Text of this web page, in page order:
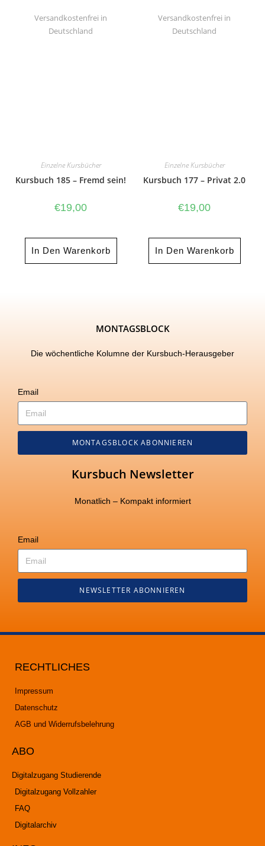
Versandkostenfrei in
Deutschland
Einzelne Kursbücher
Kursbuch 185 – Fremd sein!
€19,00
In Den Warenkorb
Versandkostenfrei in
Deutschland
Einzelne Kursbücher
Kursbuch 177 – Privat 2.0
€19,00
In Den Warenkorb
MONTAGSBLOCK
Die wöchentliche Kolumne der Kursbuch-Herausgeber
Email
MONTAGSBLOCK ABONNIEREN
Kursbuch Newsletter
Monatlich – Kompakt informiert
Email
NEWSLETTER ABONNIEREN
RECHTLICHES
Impressum
Datenschutz
AGB und Widerrufsbelehrung
ABO
Digitalzugang Studierende
Digitalzugang Vollzahler
FAQ
Digitalarchiv